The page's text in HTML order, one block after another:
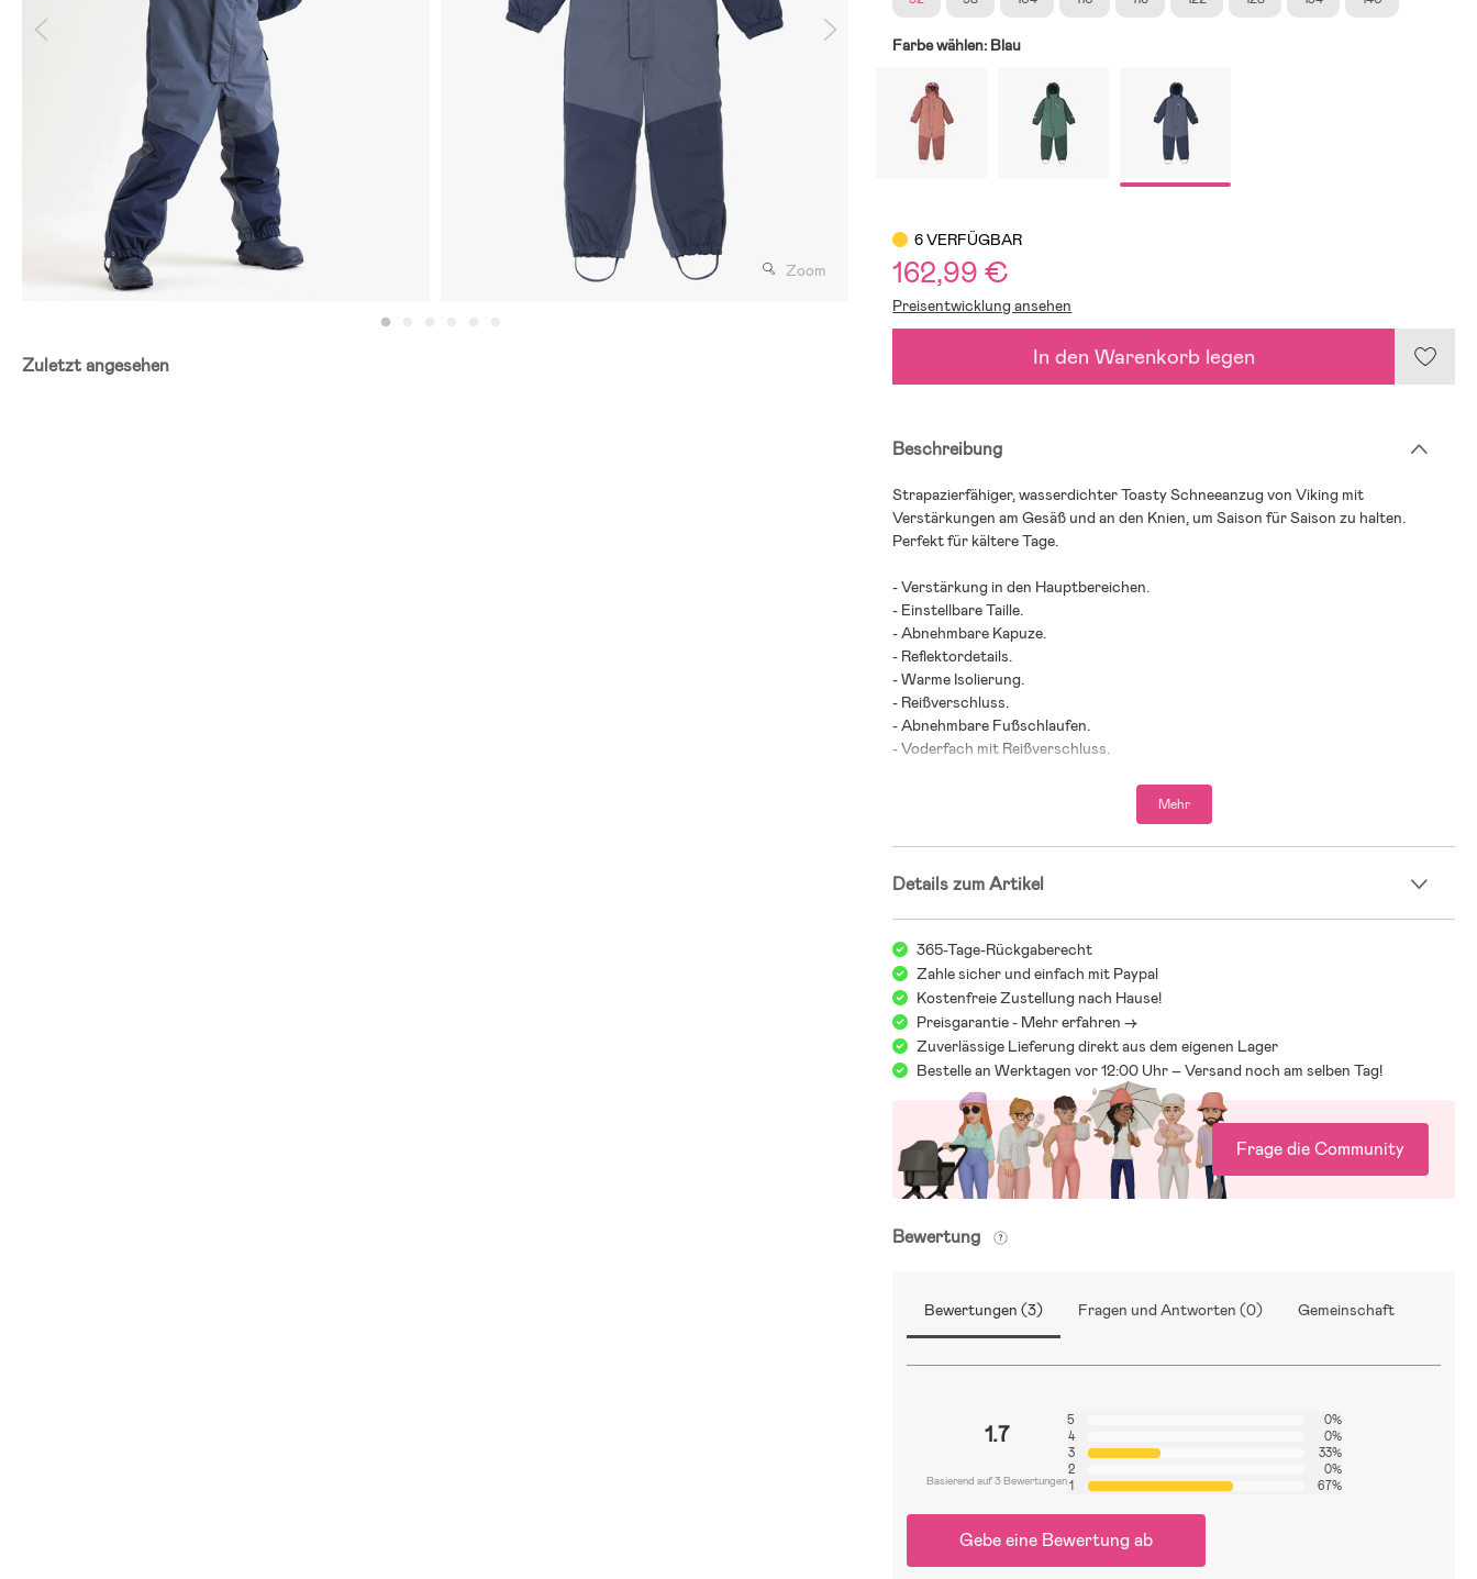
Zoom
Zuletzt angesehen
Farbe wählen: Blau
6 VERFÜGBAR
162,99 €
Preisentwicklung ansehen
In den Warenkorb legen
Beschreibung
Strapazierfähiger, wasserdichter Toasty Schneeanzug von Viking mit
Verstärkungen am Gesäß und an den Knien, um Saison für Saison zu halten.
Perfekt für kältere Tage.
- Verstärkung in den Hauptbereichen.
- Einstellbare Taille.
- Abnehmbare Kapuze.
- Reflektordetails.
- Warme Isolierung.
- Reißverschluss.
- Abnehmbare Fußschlaufen.
- Voderfach mit Reißverschluss.
Mehr
Details zum Artikel
365-Tage-Rückgaberecht
Zahle sicher und einfach mit Paypal
Kostenfreie Zustellung nach Hause!
Preisgarantie - Mehr erfahren ->
Zuverlässige Lieferung direkt aus dem eigenen Lager
Bestelle an Werktagen vor 12:00 Uhr – Versand noch am selben Tag!
Frage die Community
Bewertung
Bewertungen (3) Fragen und Antworten (0) Gemeinschaft
1.7
Basierend auf 3 Bewertungen
5
0%
4
0%
3
33%
2
0%
1
67%
Gebe eine Bewertung ab